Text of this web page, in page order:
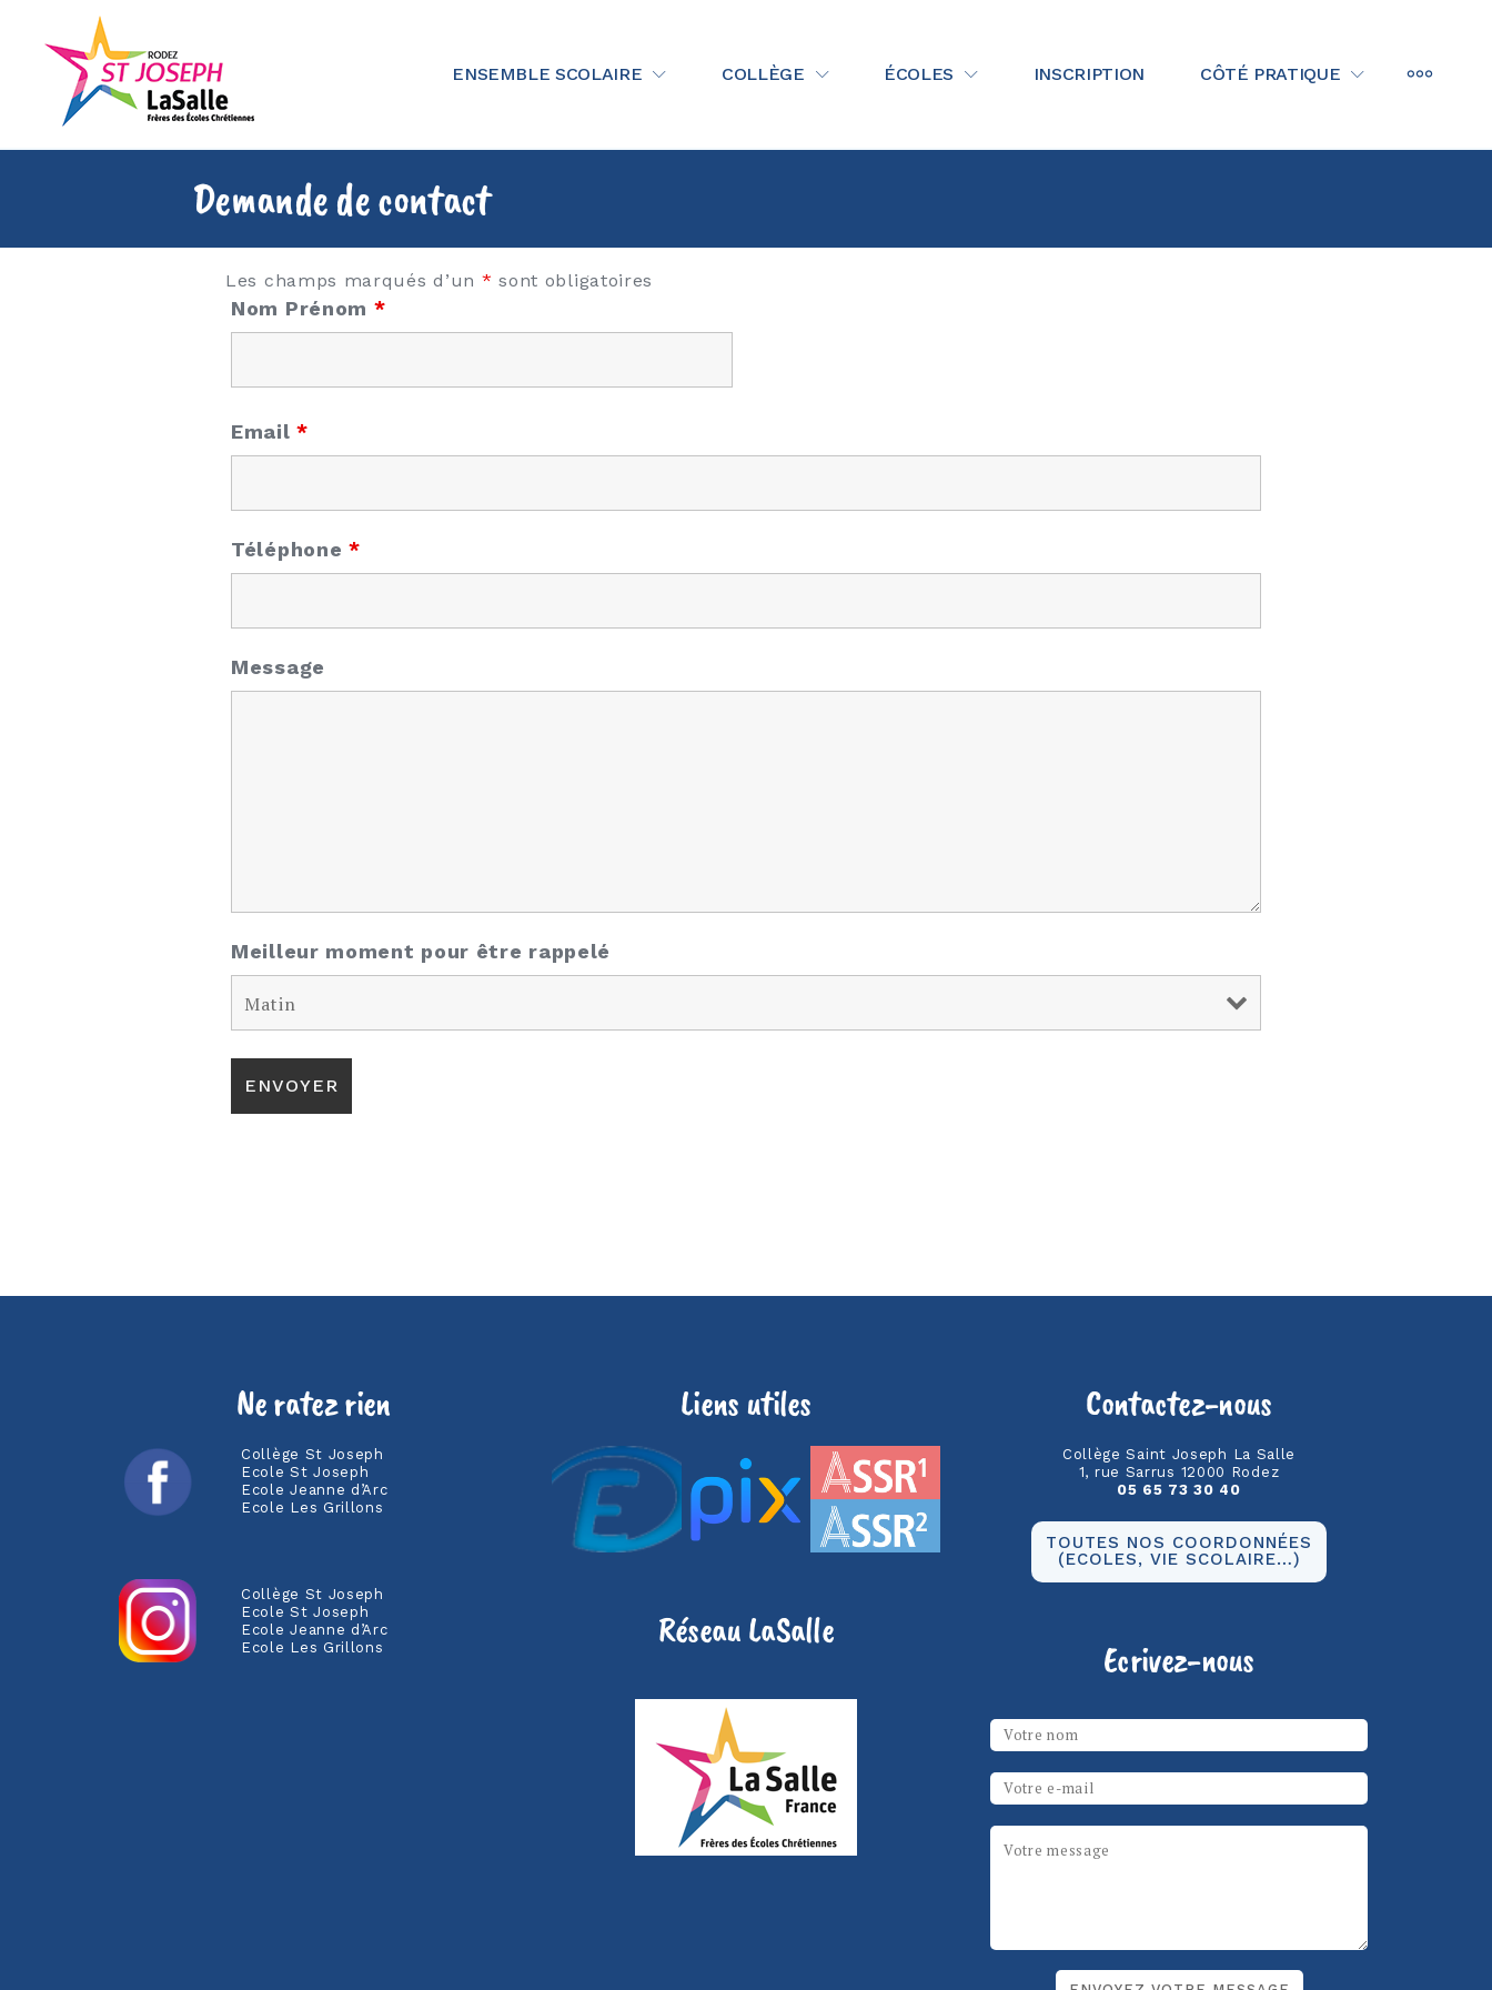
contentEnsemble Scolaire St Joseph La Salle Rodez
ENSEMBLE SCOLAIRE COLLÈGE ÉCOLES INSCRIPTION CÔTÉ PRATIQUE MORE
Demande de contact
Les champs marqués d’un * sont obligatoires
Nom Prénom *
Email*
Téléphone *
Message
Meilleur moment pour être rappelé
Ne ratez rien
Collège St Joseph
Ecole St Joseph
Ecole Jeanne d’Arc
Ecole Les Grillons
Collège St Joseph
Ecole St Joseph
Ecole Jeanne d’Arc
Ecole Les Grillons
Liens utiles
Réseau LaSalle
Contactez-nous
Collège Saint Joseph La Salle
1, rue Sarrus 12000 Rodez
05 65 73 30 40
TOUTES NOS COORDONNÉES
(ECOLES, VIE SCOLAIRE…)
Ecrivez-nous
Votre nom*
Email*
Message*
ReCAPTCHA